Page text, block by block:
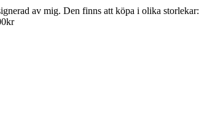
av mig. Den finns att köpa i olika storlekar: